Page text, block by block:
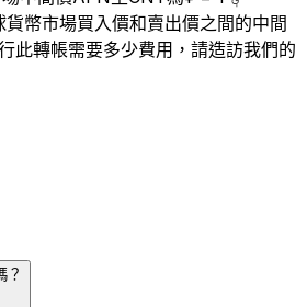
此轉帳需要多少費用，請造訪我們的
？